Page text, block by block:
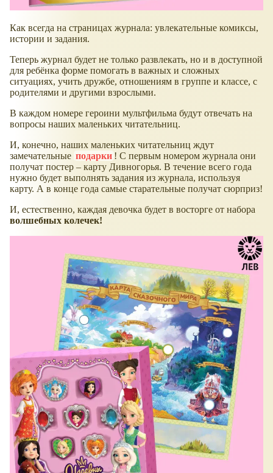
Как всегда на страницах журнала: увлекательные комиксы,
истории и задания.
Теперь журнал будет не только развлекать, но и в доступной
для ребёнка форме помогать в важных и сложных
ситуациях, учить дружбе, отношениям в группе и классе, с
родителями и другими взрослыми.
В каждом номере героини мультфильма будут отвечать на
вопросы наших маленьких читательниц.
И, конечно, наших маленьких читательниц ждут
замечательные подарки ! С первым номером журнала они
получат постер – карту Дивногорья. В течение всего года
нужно будет выполнять задания из журнала, используя
карту. А в конце года самые старательные получат сюрприз!
И, естественно, каждая девочка будет в восторге от набора
волшебных колечек!